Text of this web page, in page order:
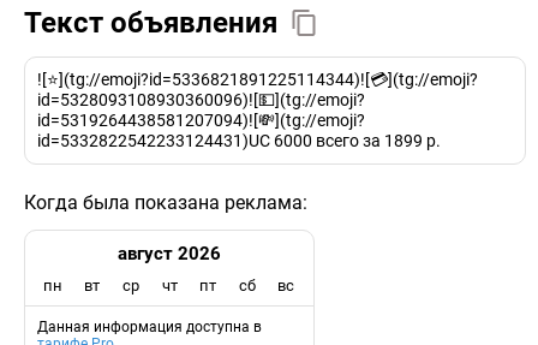
Текст объявления
![⭐️](tg://emoji?id=5336821891225114344)![💳](tg://emoji?
id=5328093108930360096)![💵](tg://emoji?
id=5319264438581207094)![💸](tg://emoji?
id=5332822542233124431)UC 6000 всего за 1899 р.
Когда была показана реклама:
август 2026
пн вт ср чт пт сб вс
Данная информация доступна в